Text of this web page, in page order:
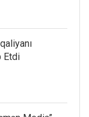
Etdi